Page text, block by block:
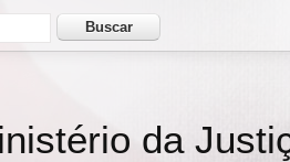
Buscar
da